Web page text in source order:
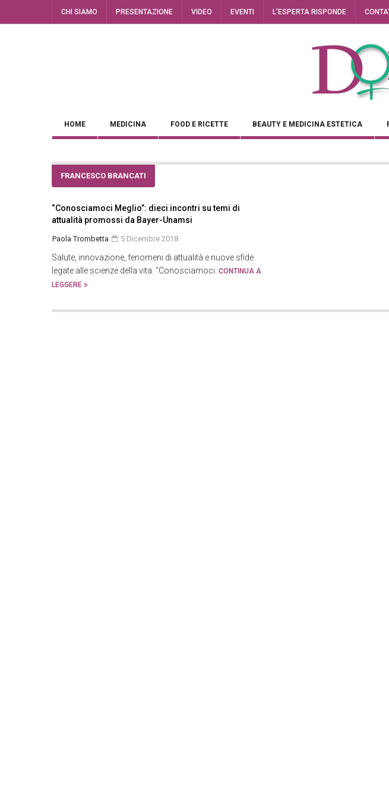
CHI SIAMO PRESENTAZIONE VIDEO EVENTI L’ESPERTA RISPONDE
HOME MEDICINA FOOD E RICETTE BEAUTY E MEDICINA ESTETICA
FRANCESCO BRANCATI
“Conosciamoci Meglio”: dieci incontri su temi di
attualità promossi da Bayer-Unamsi
Paola Trombetta 5 Dicembre 2018
Salute, innovazione, fenomeni di attualità e nuove sfide
legate alle scienze della vita. “Conosciamoci. CONTINUA A
LEGGERE